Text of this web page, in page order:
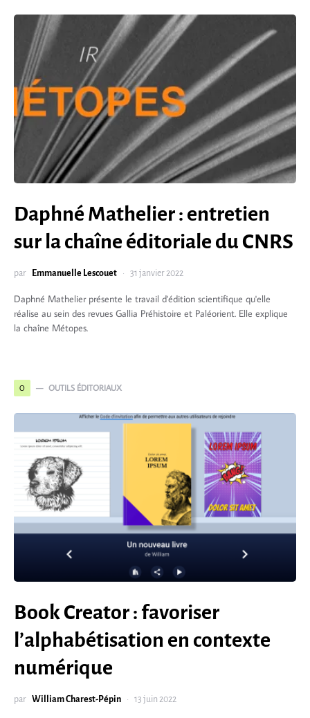
Daphné Mathelier : entretien
sur la chaîne éditoriale du CNRS
par Emmanuelle Lescouet 31 janvier 2022
Daphné Mathelier présente le travail d'édition scientifique qu'elle
réalise au sein des revues Gallia Préhistoire et Paléorient. Elle explique
la chaîne Métopes.
O OUTILS ÉDITORIAUX
Book Creator : favoriser
l’alphabétisation en contexte
numérique
par William Charest-Pépin 13 juin 2022